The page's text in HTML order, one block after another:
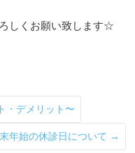
しくお願い致します☆
・デメリット〜
年始の休診日について →